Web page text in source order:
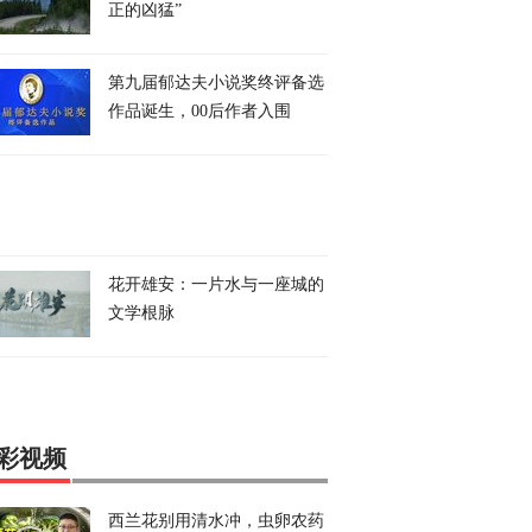
正的凶猛”
第九届郁达夫小说奖终评备选
作品诞生，00后作者入围
花开雄安：一片水与一座城的
文学根脉
视频
西兰花别用清水冲，虫卵农药